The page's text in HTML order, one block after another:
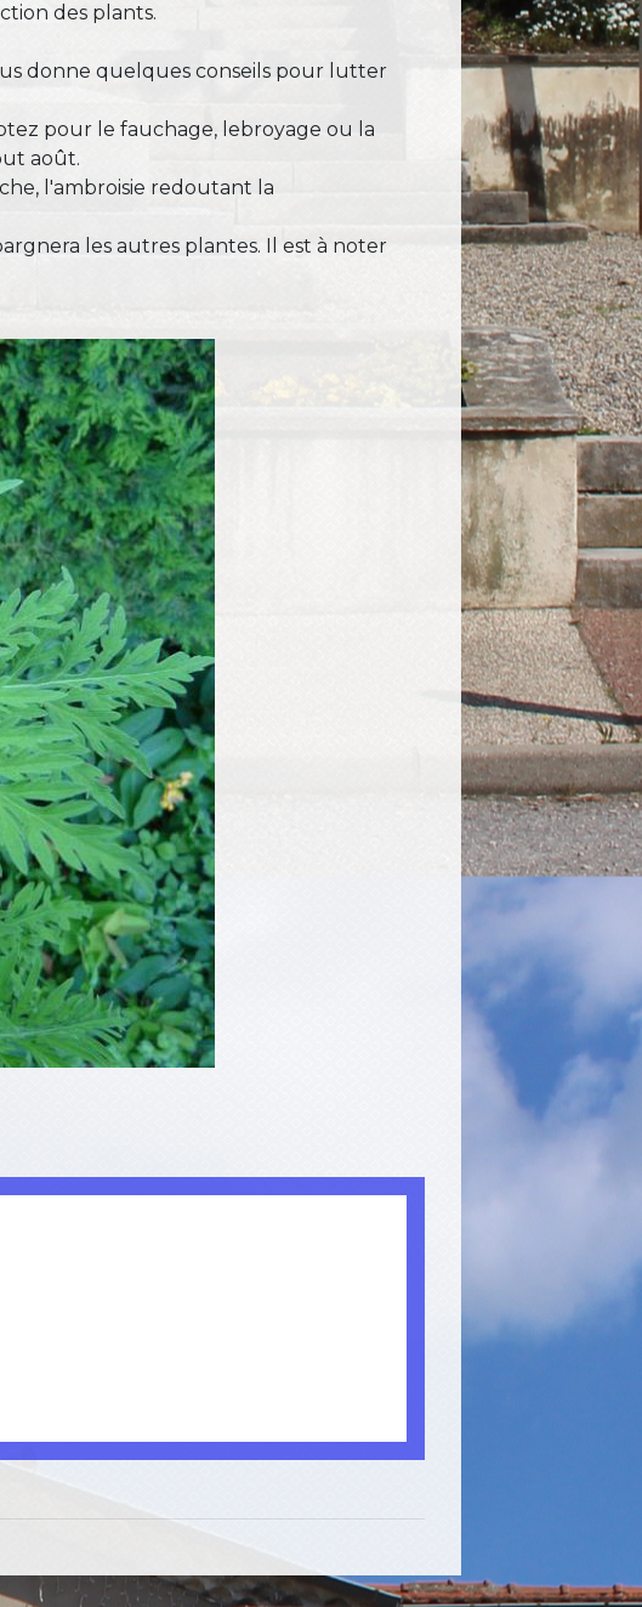
des plants.
donne quelques conseils pour lutter
pour le fauchage, lebroyage ou la
août.
l'ambroisie redoutant la
les autres plantes. Il est à noter